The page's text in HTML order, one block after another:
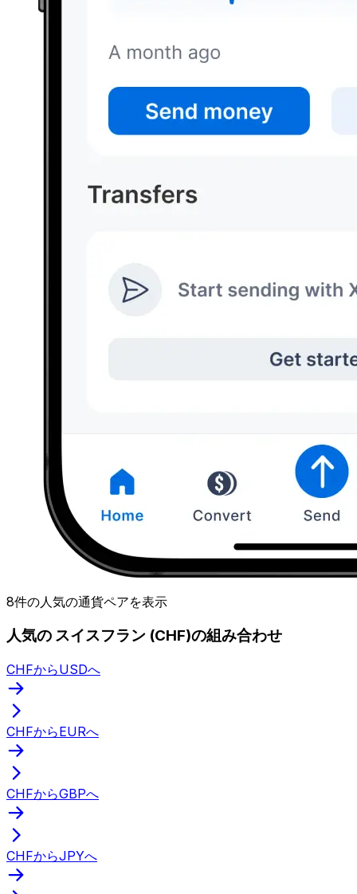
8件の人気の通貨ペアを表示
人気の スイスフラン (CHF)の組み合わせ
CHFからUSDへ
CHFからEURへ
CHFからGBPへ
CHFからJPYへ